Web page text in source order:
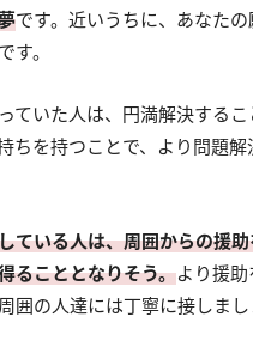
です。近いうちに、あなた
す。
ていた人は、円満解決する
ちを持つことで、より問題解
ている人は、周囲からの援
ることとなりそう。より援
囲の人達には丁寧に接しまし